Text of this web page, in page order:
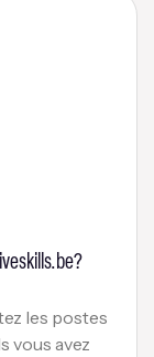
les postes
vous avez